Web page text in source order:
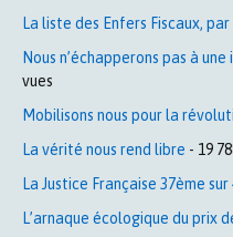
La liste des Enfers Fiscaux,
Nous n’échapperons pas à
vues
Mobilisons nous pour la
La vérité nous rend libre - 19
La Justice Française 37ème
L’arnaque écologique du prix